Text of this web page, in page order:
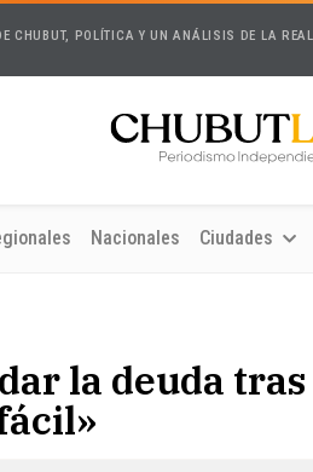
CHUBUT, POLÍTICA Y UN ANÁLISIS DE LA
Nacionales Ciudades
la deuda